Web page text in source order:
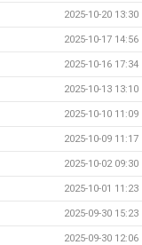
2025-10-20 13:30
2025-10-17 14:56
2025-10-16 17:34
2025-10-13 13:10
2025-10-10 11:09
2025-10-09 11:17
2025-10-02 09:30
2025-10-01 11:23
2025-09-30 15:23
2025-09-30 12:06